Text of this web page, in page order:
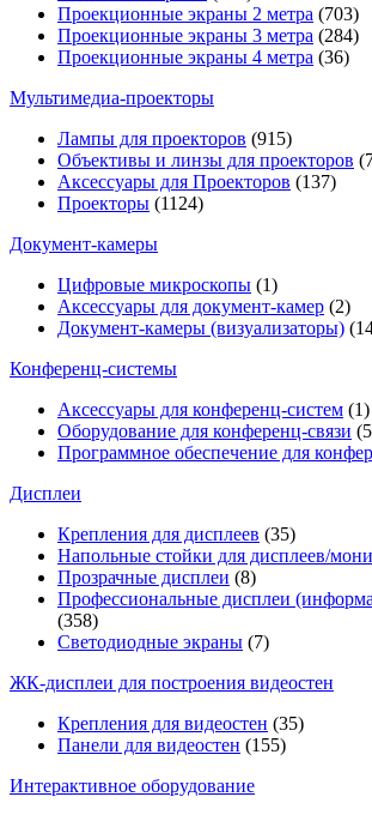
Проекционные экраны 2 метра (703)
Проекционные экраны 3 метра (284)
Проекционные экраны 4 метра (36)
Мультимедиa-проекторы
Лампы для проекторов (915)
Объективы и линзы для проекторов
Аксессуары для Проекторов (137)
Проекторы (1124)
Документ-камеры
Цифровые микроскопы (1)
Аксессуары для документ-камер (2)
Документ-камеры (визуализаторы)
Конференц-системы
Аксессуары для конференц-систем (1)
Оборудование для конференц-связи
Программное обеспечение для
Дисплеи
Крепления для дисплеев (35)
Напольные стойки для дисплеев/
Прозрачные дисплеи (8)
Профессиональные дисплеи
(358)
Светодиодные экраны (7)
ЖК-дисплеи для построения видеостен
Крепления для видеостен (35)
Панели для видеостен (155)
Интерактивное оборудование